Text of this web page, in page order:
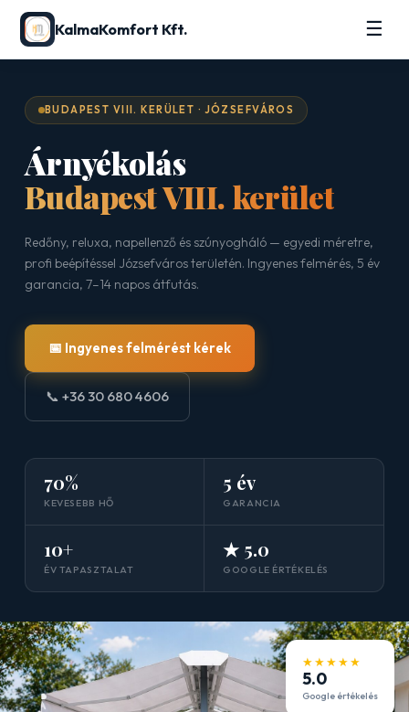
KalmaKomfort Kft. ☰
BUDAPEST VIII. KERÜLET · JÓZSEFVÁROS
Árnyékolás
Budapest VIII. kerület
Redőny, reluxa, napellenző és szúnyogháló — egyedi méretre,
profi beépítéssel Józsefváros területén. Ingyenes felmérés, 5 év
garancia, 7–14 napos átfutás.
📅 Ingyenes felmérést kérek
📞 +36 30 680 4606
70%
KEVESEBB HŐ
5 év
GARANCIA
10+
ÉV TAPASZTALAT
★ 5.0
GOOGLE ÉRTÉKELÉS
★★★★★
5.0
Google értékelés